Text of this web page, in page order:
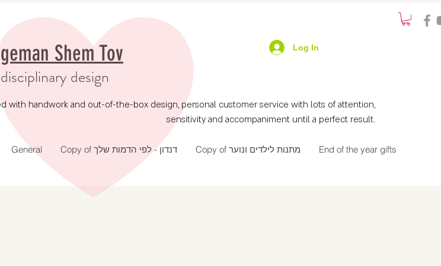
Shem Tov
design
with handwork and out-of-the-box design, personal customer service with lots of attention,
sensitivity and accompaniment until a perfect result.
General Copy of דנדון - לפי הדמות שלך Copy of מתנות לילדים ונוער End of the year gifts
Log In